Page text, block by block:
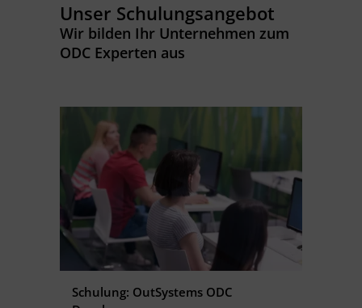
Unser Schulungsangebot
Wir bilden Ihr Unternehmen zum
ODC Experten aus
Schulung: OutSystems ODC